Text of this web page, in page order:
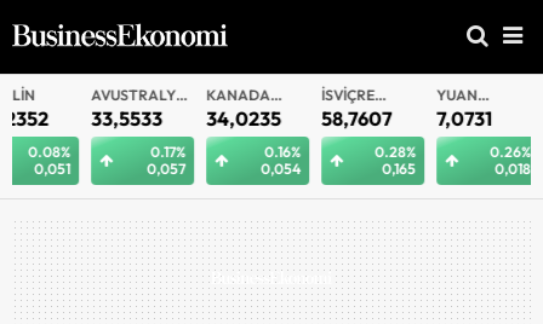
AVUSTRALYA
DOLARI
33,5533
0.17%
0,057
KANADA
DOLARI
34,0235
0.16%
0,054
İSVIÇRE
FRANKI
58,7607
0.28%
0,165
YUAN
OFFSHORE
7,0731
0.26%
0,018
YUAN
7,0721